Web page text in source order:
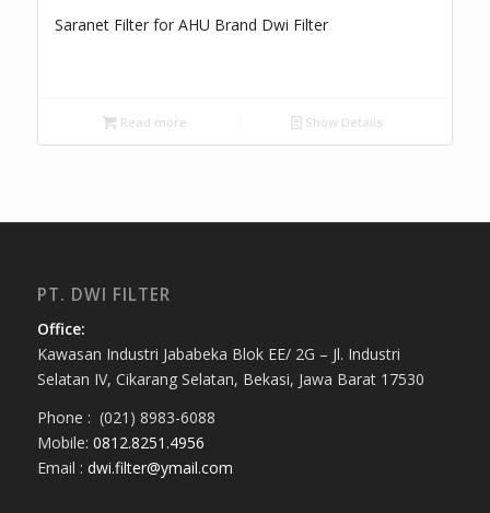
Saranet Filter for AHU Brand Dwi Filter
Read more Show Details
PT. DWI FILTER
Office:
Kawasan Industri Jababeka Blok EE/ 2G – Jl. Industri
Selatan IV, Cikarang Selatan, Bekasi, Jawa Barat 17530
Phone : (021) 8983-6088
Mobile: 0812.8251.4956
Email : dwi.filter@ymail.com